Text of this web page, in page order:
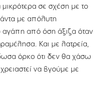
σε σχέση με το
με απόλυτη
από όση άξιζα όταν
Και με λατρεία,
όρκο ότι δεν θα χάσω
να βγούμε με